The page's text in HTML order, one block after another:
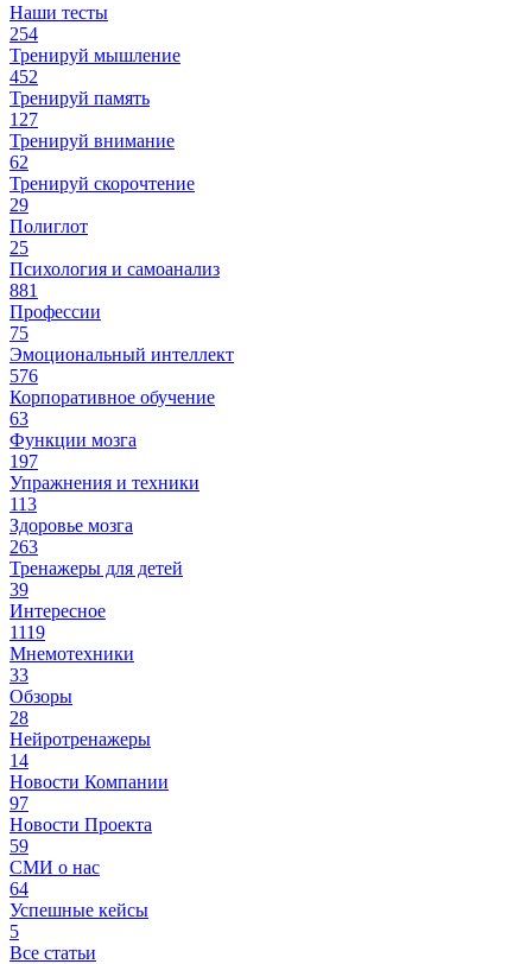
Наши тесты
254
Тренируй мышление
452
Тренируй память
127
Тренируй внимание
62
Тренируй скорочтение
29
Полиглот
25
Психология и самоанализ
881
Профессии
75
Эмоциональный интеллект
576
Корпоративное обучение
63
Функции мозга
197
Упражнения и техники
113
Здоровье мозга
263
Тренажеры для детей
39
Интересное
1119
Мнемотехники
33
Обзоры
28
Нейротренажеры
14
Новости Компании
97
Новости Проекта
59
СМИ о нас
64
Успешные кейсы
5
Все статьи